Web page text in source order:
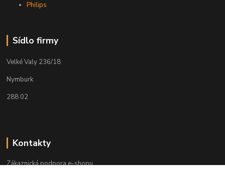
Philips
Sídlo firmy
Velké Valy 236/18
Nymburk
288 02
Kontakty
Zákaznická podpora e-shopu